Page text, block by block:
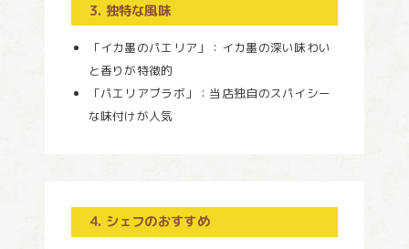
3. 独特な風味
「イカ墨のパエリア」：イカ墨の深い味わい
と香りが特徴的
「パエリアブラボ」：当店独自のスパイシー
な味付けが人気
4. シェフのおすすめ